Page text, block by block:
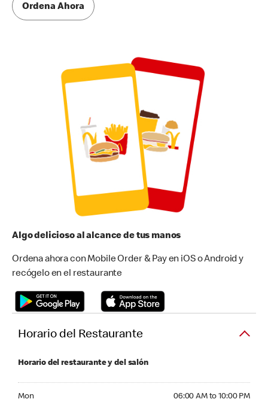
Ordena Ahora
Algo delicioso al alcance de tus manos
Ordena ahora con Mobile Order & Pay en iOS o Android y
recógelo en el restaurante
Horario del Restaurante
Horario del restaurante y del salón
Mon 06:00 AM to 10:00 PM